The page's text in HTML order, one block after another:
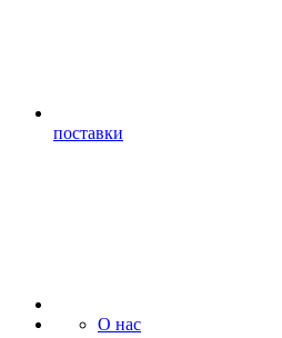
поставки
О нас